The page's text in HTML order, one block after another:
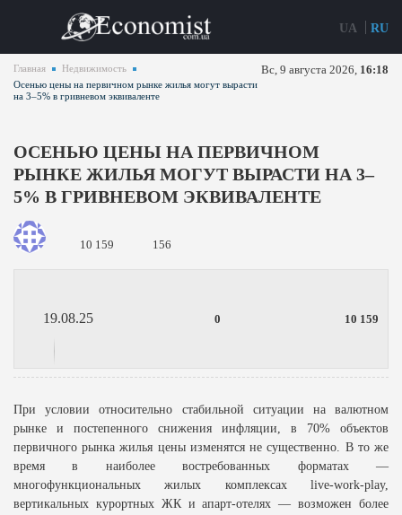
UA RU
Главная
Недвижимость
Осенью цены на первичном рынке жилья могут вырасти
на 3–5% в гривневом эквиваленте
Вс, 9 августа 2026, 16:18
ОСЕНЬЮ ЦЕНЫ НА ПЕРВИЧНОМ
РЫНКЕ ЖИЛЬЯ МОГУТ ВЫРАСТИ НА 3–
5% В ГРИВНЕВОМ ЭКВИВАЛЕНТЕ
10 159 156
19.08.25 0 10 159
При условии относительно стабильной ситуации на валютном
рынке и постепенного снижения инфляции, в 70% объектов
первичного рынка жилья цены изменятся не существенно. В то же
время в наиболее востребованных форматах —
многофункциональных жилых комплексах live-work-play,
вертикальных курортных ЖК и апарт-отелях — возможен более